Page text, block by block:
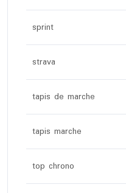
sprint
strava
tapis de marche
tapis marche
top chrono